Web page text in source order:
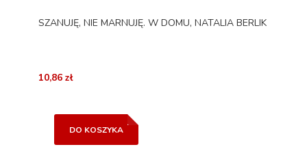
SZANUJĘ, NIE MARNUJĘ. W DOMU, NATALIA BERLIK
10,86 zł
DO KOSZYKA